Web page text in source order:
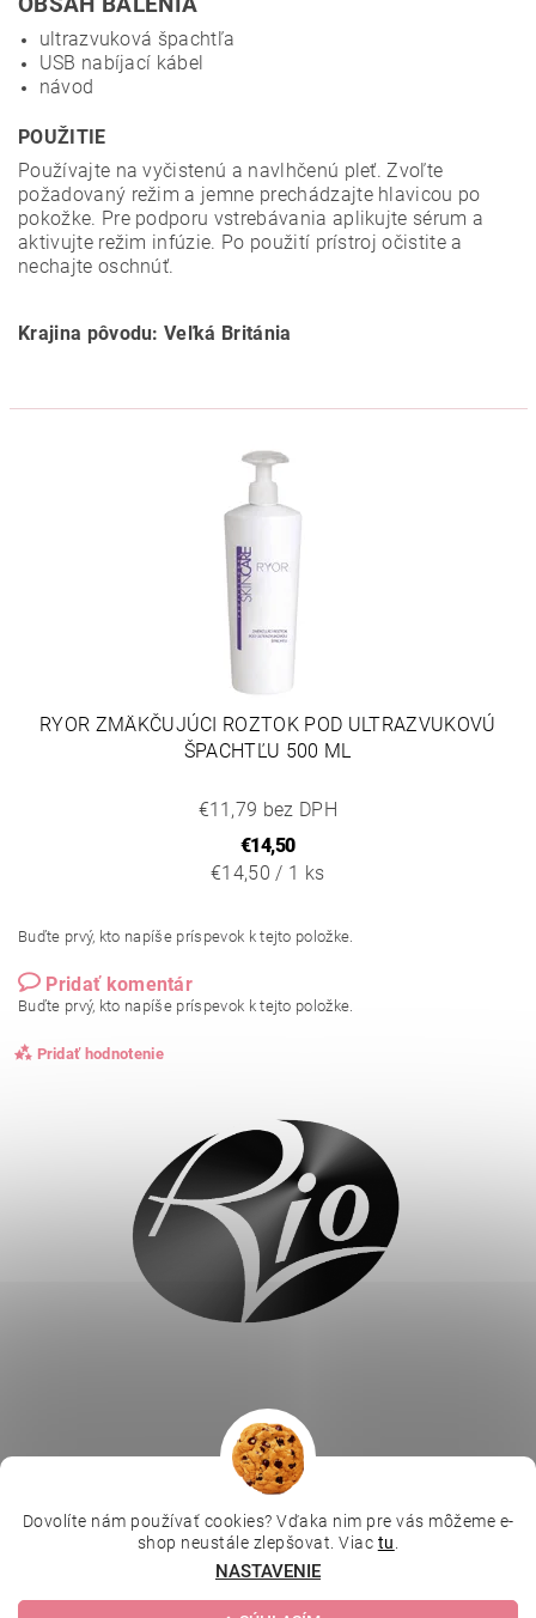
ultrazvuková špachtľa
USB nabíjací kábel
návod
POUŽITIE
Používajte na vyčistenú a navlhčenú pleť. Zvoľte
požadovaný režim a jemne prechádzajte hlavicou po
pokožke. Pre podporu vstrebávania aplikujte sérum a
aktivujte režim infúzie. Po použití prístroj očistite a
nechajte oschnúť.
Krajina pôvodu: Veľká Británia
RYOR ZMÄKČUJÚCI ROZTOK POD ULTRAZVUKOVÚ
ŠPACHTĽU 500 ML
€11,79 bez DPH
€14,50
€14,50 / 1 ks
Buďte prvý, kto napíše príspevok k tejto položke.
Pridať komentár
Buďte prvý, kto napíše príspevok k tejto položke.
Pridať hodnotenie
Vložením hodnotenie súhlasíte s podmienkami ochrany
Depilujeme.cz | Kosmetická škola | Online kosmetické kurzy |
MikroArt | Ella Baché
Dovolíte nám používať cookies? Vďaka nim pre vás môžeme e-
shop neustále zlepšovat. Viac tu
NASTAVENIE